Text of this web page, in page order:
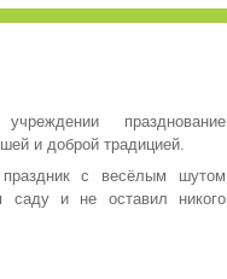
празднование
и доброй традицией.
с весёлым шутом
и не оставил никого